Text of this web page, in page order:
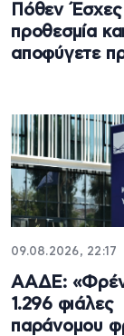
Πόθεν
προθεσμία
αποφύγετε
09.08.2026, 22:17
ΑΑΔΕ:
1.296 φιάλες
παράνομου